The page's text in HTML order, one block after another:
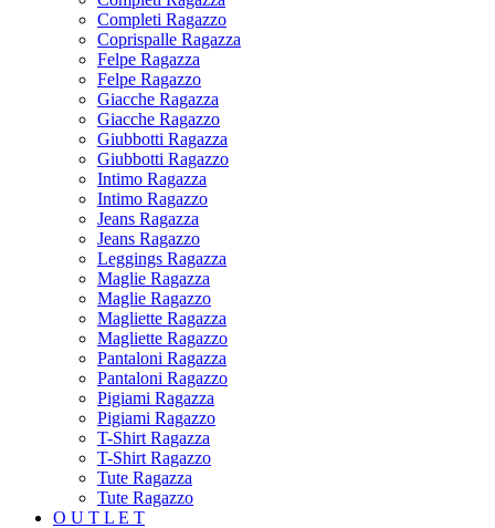
Completi Ragazzo
Coprispalle Ragazza
Felpe Ragazza
Felpe Ragazzo
Giacche Ragazza
Giacche Ragazzo
Giubbotti Ragazza
Giubbotti Ragazzo
Intimo Ragazza
Intimo Ragazzo
Jeans Ragazza
Jeans Ragazzo
Leggings Ragazza
Maglie Ragazza
Maglie Ragazzo
Magliette Ragazza
Magliette Ragazzo
Pantaloni Ragazza
Pantaloni Ragazzo
Pigiami Ragazza
Pigiami Ragazzo
T-Shirt Ragazza
T-Shirt Ragazzo
Tute Ragazza
Tute Ragazzo
O U T L E T